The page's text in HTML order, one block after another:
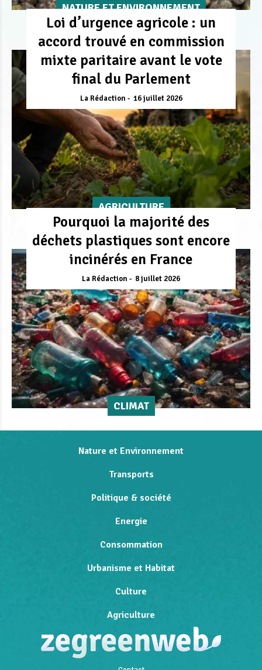
NATURE ET ENVIRONNEMENT
Loi d’urgence agricole : un
accord trouvé en commission
mixte paritaire avant le vote
final du Parlement
La Rédaction 16 juillet 2026
AGRICULTURE
Pourquoi la majorité des
déchets plastiques sont encore
incinérés en France
La Rédaction 8 juillet 2026
CLIMAT
Nature et Environnement
Transports
Politique & société
Energie
Consommation
Urbanisme et Habitat
Culture
Agriculture